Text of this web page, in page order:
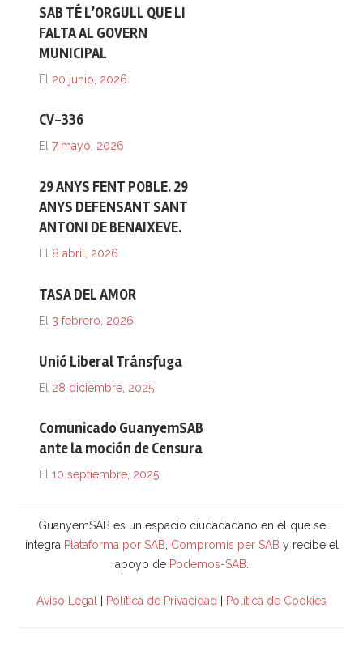
SAB TÉ L’ORGULL QUE LI
FALTA AL GOVERN
MUNICIPAL
El 20 junio, 2026
CV-336
El 7 mayo, 2026
29 ANYS FENT POBLE. 29
ANYS DEFENSANT SANT
ANTONI DE BENAIXEVE.
El 8 abril, 2026
TASA DEL AMOR
El 3 febrero, 2026
Unió Liberal Tránsfuga
El 28 diciembre, 2025
Comunicado GuanyemSAB
ante la moción de Censura
El 10 septiembre, 2025
GuanyemSAB es un espacio ciudadadano en el que se
integra Plataforma por SAB, Compromís per SAB y recibe el
apoyo de Podemos-SAB.
Aviso Legal Política de Privacidad Política de Cookies